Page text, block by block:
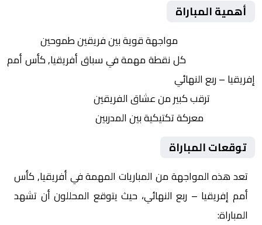
أهمية المباراة
مواجهة قوية بين فريقين طموحين
كل نقطة مهمة في سباق أفريقيا, كأس أمم
إفريقيا – ربع النهائي
ترقب كبير من عشاق الفريقين
معركة تكتيكية بين المدربين
توقعات المباراة
تعد هذه المواجهة من المباريات المهمة في أفريقيا, كأس
أمم إفريقيا – ربع النهائي، حيث يتوقع المحللون أن تشهد
المباراة: